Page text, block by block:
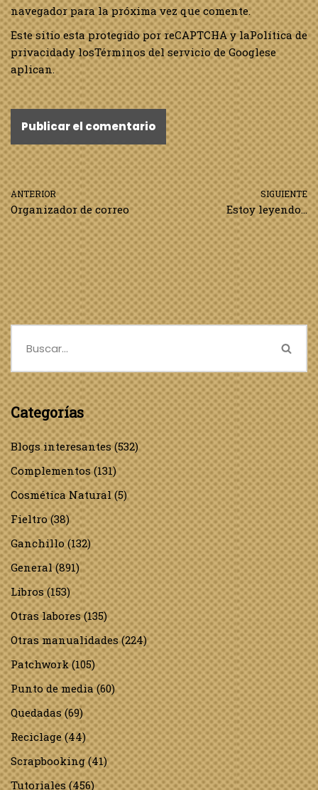
navegador para la próxima vez que comente.
Este sitio esta protegido por reCAPTCHA y laPolítica de
privacidady losTérminos del servicio de Googlese
aplican.
ANTERIOR
Organizador de correo
SIGUIENTE
Estoy leyendo…
Categorías
Blogs interesantes(532)
Complementos(131)
Cosmética Natural(5)
Fieltro(38)
Ganchillo(132)
General(891)
Libros(153)
Otras labores(135)
Otras manualidades(224)
Patchwork(105)
Punto de media(60)
Quedadas(69)
Reciclage(44)
Scrapbooking(41)
Tutoriales(456)